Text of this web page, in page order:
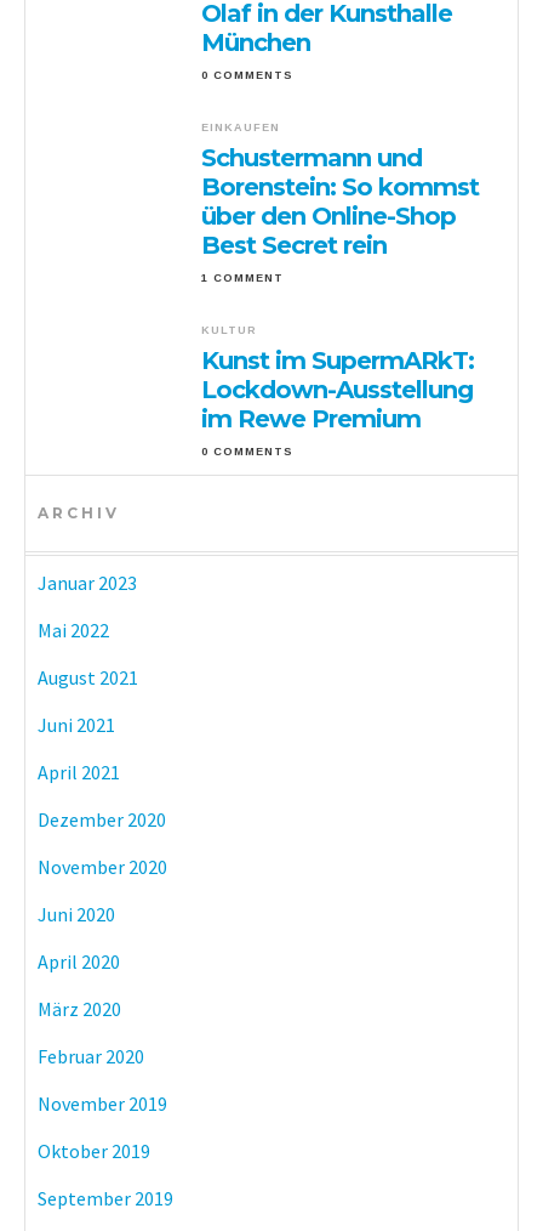
Olaf in der Kunsthalle
München
0 COMMENTS
EINKAUFEN
Schustermann und
Borenstein: So kommst
über den Online-Shop
Best Secret rein
1 COMMENT
KULTUR
Kunst im SupermARkT:
Lockdown-Ausstellung
im Rewe Premium
0 COMMENTS
ARCHIV
Januar 2023
Mai 2022
August 2021
Juni 2021
April 2021
Dezember 2020
November 2020
Juni 2020
April 2020
März 2020
Februar 2020
November 2019
Oktober 2019
September 2019